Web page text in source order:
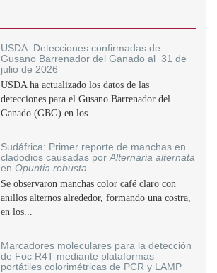
USDA: Detecciones confirmadas de
Gusano Barrenador del Ganado al 31 de
julio de 2026
USDA ha actualizado los datos de las
detecciones para el Gusano Barrenador del
Ganado (GBG) en los...
Sudáfrica: Primer reporte de manchas en
cladodios causadas por Alternaria alternata
en Opuntia robusta
Se observaron manchas color café claro con
anillos alternos alrededor, formando una costra,
en los...
Marcadores moleculares para la detección
de Foc R4T mediante plataformas
portátiles colorimétricas de PCR y LAMP